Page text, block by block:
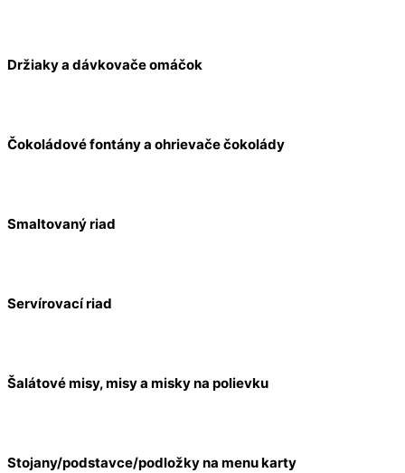
Držiaky a dávkovače omáčok
Čokoládové fontány a ohrievače čokolády
Smaltovaný riad
Servírovací riad
Šalátové misy, misy a misky na polievku
Stojany/podstavce/podložky na menu karty